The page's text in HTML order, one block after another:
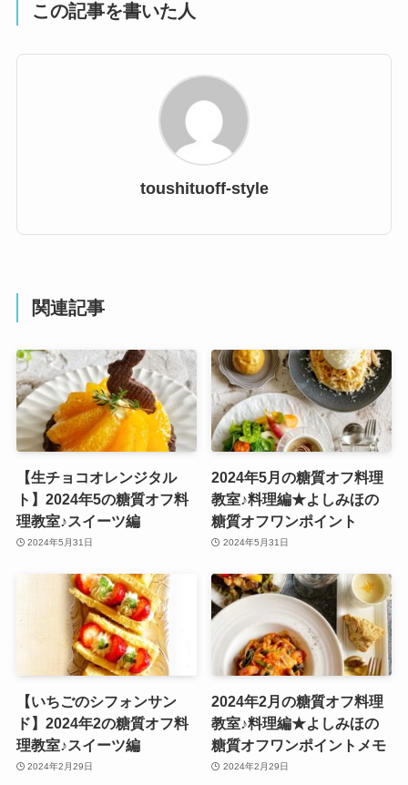
この記事を書いた人
toushituoff-style
関連記事
【生チョコオレンジタル
ト】2024年5の糖質オフ料
理教室♪スイーツ編
2024年5月31日
2024年5月の糖質オフ料理
教室♪料理編★よしみほの
糖質オフワンポイント
2024年5月31日
【いちごのシフォンサン
ド】2024年2の糖質オフ料
理教室♪スイーツ編
2024年2月29日
2024年2月の糖質オフ料理
教室♪料理編★よしみほの
糖質オフワンポイントメモ
2024年2月29日